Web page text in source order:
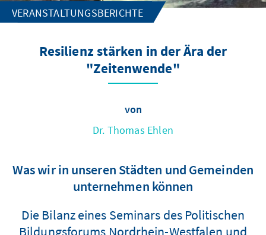
VERANSTALTUNGSBERICHTE
Resilienz stärken in der Ära der
"Zeitenwende"
von
Dr. Thomas Ehlen
Was wir in unseren Städten und Gemeinden
unternehmen können
Die Bilanz eines Seminars des Politischen
Bildungsforums Nordrhein-Westfalen und